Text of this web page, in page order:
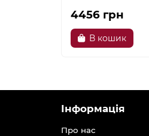
4456 грн
В кошик
Інформація
Про нас